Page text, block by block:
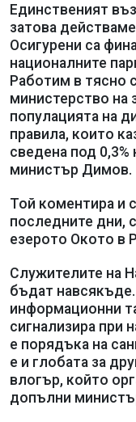
Единственият
затова
Осигурени са
националните
Работим в тясно
министерство на
популацията на
правила, които
сведена под
министър Димов.
Той коментира и
последните дни,
езерото Окото в
Служителите на
бъдат
информационни
сигнализира при
е порядъка на
е и глобата за
влогър, който
допълни